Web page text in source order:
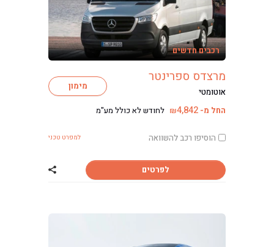
רכבים חדשים
מרצדס ספרינטר
אוטומטי מימון
החל מ- ₪4,842 לחודש לא כולל מע"מ
הוסיפו רכב להשוואה למפרט טכני
לפרטים שתף רכב